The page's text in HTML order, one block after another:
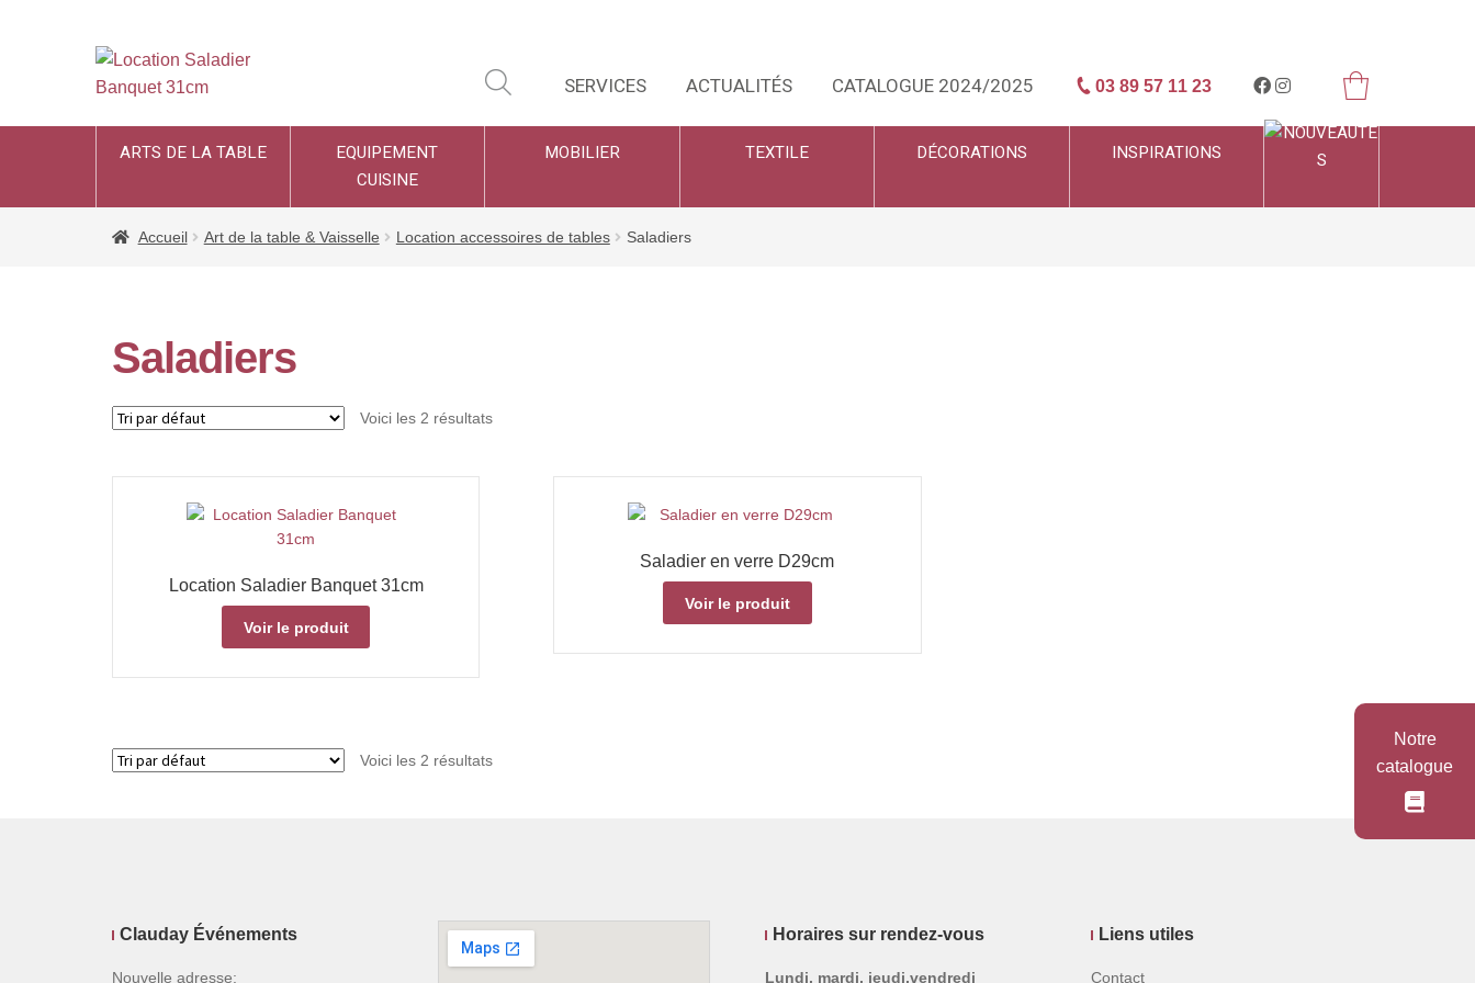
Notre
catalogue
SERVICES ACTUALITÉS CATALOGUE 2024/2025 03 89 57 11 23
ARTS DE LA TABLE
EQUIPEMENT
CUISINE
MOBILIER TEXTILE DÉCORATIONS INSPIRATIONS
Accueil Art de la table & Vaisselle Location accessoires de tables Saladiers
Saladiers
Voici les 2 résultats
Location Saladier Banquet 31cm
Voir le produit
Saladier en verre D29cm
Voir le produit
Voici les 2 résultats
Clauday Événements
Nouvelle adresse:
Horaires sur rendez-vous
Lundi, mardi, jeudi,vendredi
Liens utiles
Contact